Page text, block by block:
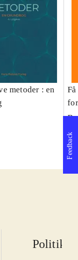
metoder : en
Politiken
Feedback